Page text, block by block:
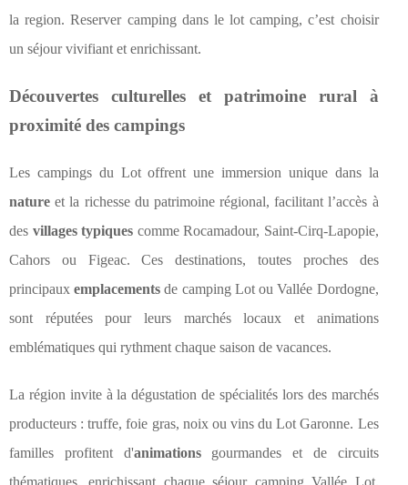
la region. Reserver camping dans le lot camping, c’est choisir
un séjour vivifiant et enrichissant.
Découvertes culturelles et patrimoine rural à
proximité des campings
Les campings du Lot offrent une immersion unique dans la
nature et la richesse du patrimoine régional, facilitant l’accès à
des villages typiques comme Rocamadour, Saint-Cirq-Lapopie,
Cahors ou Figeac. Ces destinations, toutes proches des
principauxemplacements de camping Lot ou Vallée Dordogne,
sont réputées pour leurs marchés locaux et animations
emblématiques qui rythment chaque saison de vacances.
La région invite à la dégustation de spécialités lors des marchés
producteurs : truffe, foie gras, noix ou vins du Lot Garonne. Les
familles profitent d'animationsgourmandes et de circuits